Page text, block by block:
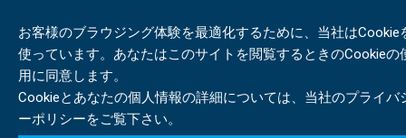
お客様のブラウジング体験を最適化するために、当社はCookie
使っています。あなたはこのサイトを閲覧するときのCookieの
用に同意します。
Cookieとあなたの個人情報の詳細については、当社のプライバ
ーポリシーをご覧下さい。